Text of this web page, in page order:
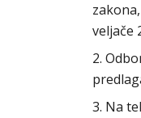
veljače
2.
3. Na